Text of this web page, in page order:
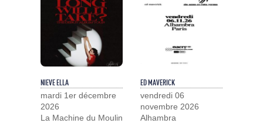
NIEVE ELLA
mardi 1er décembre
2026
La Machine du Moulin
ED MAVERICK
vendredi 06
novembre 2026
Alhambra